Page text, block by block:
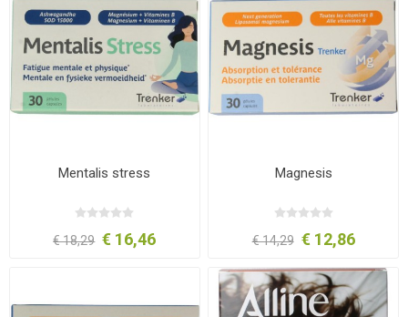
Mentalis stress
€ 18,29 € 16,46
Magnesis
€ 14,29 € 12,86